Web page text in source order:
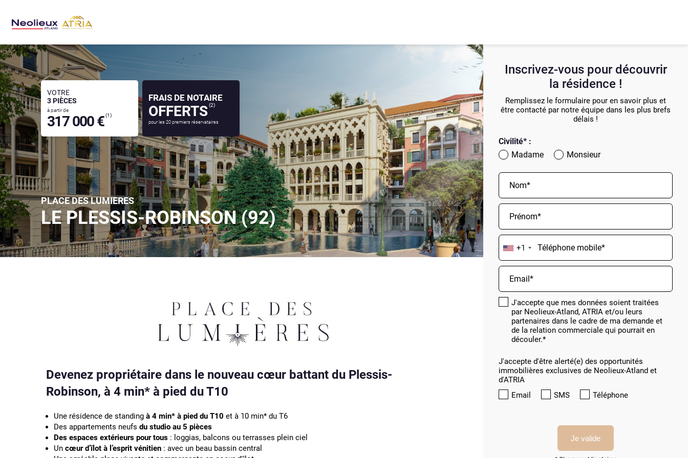
PLACE DES LUMIERES
LE PLESSIS-ROBINSON(92)
VOTRE
3 PIÈCES
à partir de
317 000 € (1)
FRAIS DE NOTAIRE
OFFERTS(2)
pour les 20 premiers réservataires
Devenez propriétaire dans le nouveau cœur battant du Plessis-
Robinson, à 4 min* à pied du T10
Une résidence de standing à 4 min* à pied du T10 et à 10 min* du T6
Des appartements neufs du studio au 5 pièces
Des espaces extérieurs pour tous : loggias, balcons ou terrasses plein ciel
Un cœur d’îlot à l’esprit vénitien : avec un beau bassin central
Inscrivez-vous pour découvrir
la résidence !
Remplissez le formulaire pour en savoir plus et
être contacté par notre équipe dans les plus brefs
délais !
Civilité* :
Madame
Monsieur
+1
J'accepte que mes données soient traitées
par Neolieux-Atland, ATRIA et/ou leurs
partenaires dans le cadre de ma demande et
de la relation commerciale qui pourrait en
découler.*
J'accepte d'être alerté(e) des opportunités
immobilières exclusives de Neolieux-Atland et
d'ATRIA
Email
SMS Téléphone
Je valide